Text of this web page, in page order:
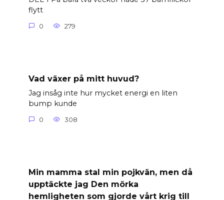
flytt
0 279
Vad växer på mitt huvud?
Jag insåg inte hur mycket energi en liten
bump kunde
0 308
Min mamma stal min pojkvän, men då
upptäckte jag Den mörka
hemligheten som gjorde vårt krig till